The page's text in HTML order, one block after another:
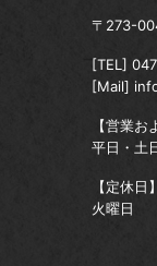
〒273-
[TEL]
[Mail]
【営業お
平日・土
【定休日】
火曜日